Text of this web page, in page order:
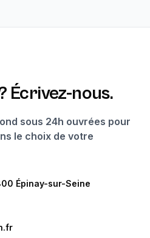
Écrivez-nous.
sous 24h ouvrées pour
le choix de votre
Épinay-sur-Seine